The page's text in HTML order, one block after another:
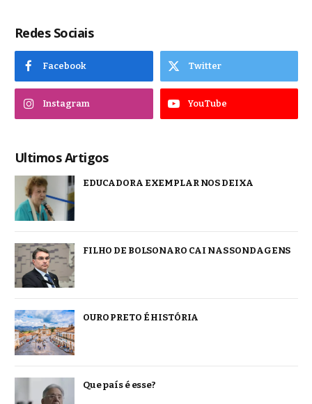
Redes Sociais
Facebook Twitter
Instagram YouTube
Ultimos Artigos
EDUCADORA EXEMPLAR NOS DEIXA
FILHO DE BOLSONARO CAI NAS SONDAGENS
OURO PRETO É HISTÓRIA
Que país é esse?